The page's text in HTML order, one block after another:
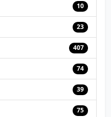
10
23
407
74
39
75